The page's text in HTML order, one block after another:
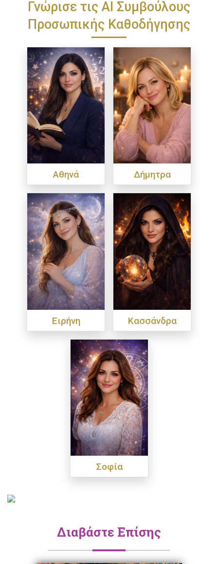
Γνώρισε τις ΑΙ Συμβούλους
Προσωπικής Καθοδήγησης
Αθηνά Δήμητρα
Ειρήνη Κασσάνδρα
Σοφία
Διαβάστε Επίσης